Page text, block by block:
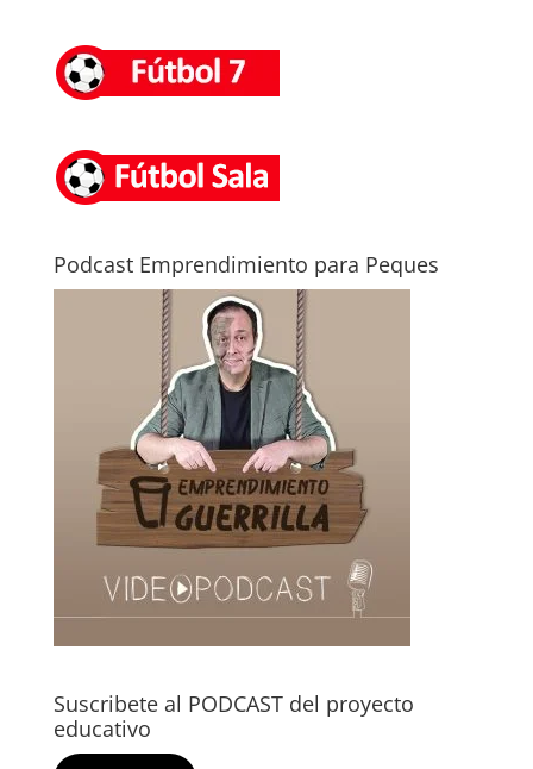
Podcast Emprendimiento para Peques
Suscribete al PODCAST del proyecto
educativo